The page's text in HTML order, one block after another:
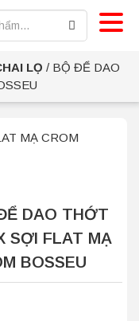
LỌ / BỘ ĐỂ DAO
DAO THỚT
SỢI FLAT MẠ
BOSSEU